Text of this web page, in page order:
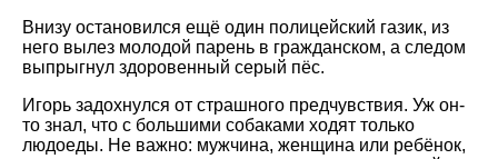
Внизу остановился ещё один полицейский газик, из
него вылез молодой парень в гражданском, а следом
выпрыгнул здоровенный серый пёс.
Игорь задохнулся от страшного предчувствия. Уж он-
то знал, что с большими собаками ходят только
людоеды. Не важно: мужчина, женщина или ребёнок,